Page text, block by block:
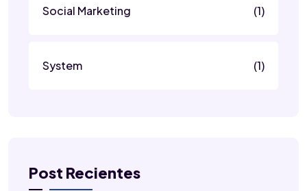
Social Marketing (1)
System (1)
Post Recientes